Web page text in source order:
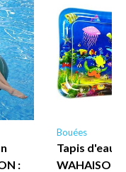
:
Bouées
Tapis d'eau
WAHAISON